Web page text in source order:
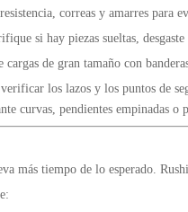
correas y amarres para
si hay piezas sueltas,
cargas de gran tamaño con
los lazos y los puntos de
curvas, pendientes empinadas o
más tiempo de lo esperado.